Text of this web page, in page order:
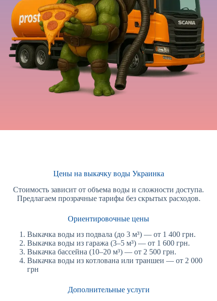
Цены на выкачку воды Украинка
Стоимость зависит от объема воды и сложности доступа.
Предлагаем прозрачные тарифы без скрытых расходов.
Ориентировочные цены
Выкачка воды из подвала (до 3 м³) — от 1 400 грн.
Выкачка воды из гаража (3–5 м³) — от 1 600 грн.
Выкачка бассейна (10–20 м³) — от 2 500 грн.
Выкачка воды из котлована или траншеи — от 2 000
грн
Дополнительные услуги